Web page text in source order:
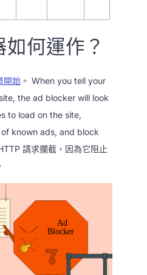
何運作？
開始。 When you tell your
the ad blocker will look
to load on the site,
known ads, and block
請求攔截，因為它阻止